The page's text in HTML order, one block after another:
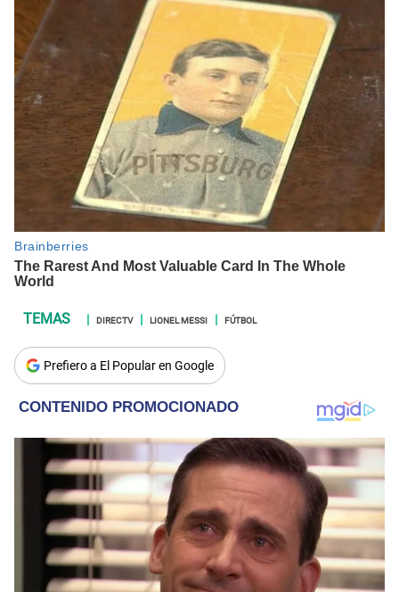
DIRECTV LIONEL MESSI FÚTBOL
Prefiero a El Popular en Google